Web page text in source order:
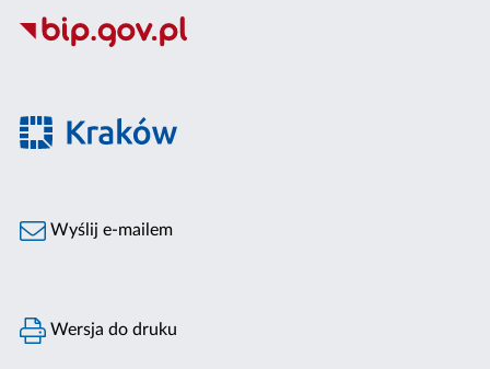
Wyślij e-mailem
Wersja do druku